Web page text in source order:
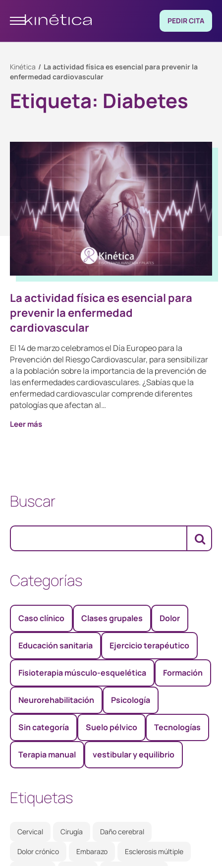
PEDIR CITA
Kinética
La actividad física es esencial para prevenir la
enfermedad cardiovascular
Etiqueta: Diabetes
La actividad física es esencial para
prevenir la enfermedad
cardiovascular
El 14 de marzo celebramos el Día Europeo para la
Prevención del Riesgo Cardiovascular, para sensibilizar
a la población sobre la importancia de la prevención de
las enfermedades cardiovasculares. ¿Sabías que la
enfermedad cardiovascular comprende diferentes
patologías que afectan al…
Leer más
Buscar
Categorías
Caso clínico Clases grupales Dolor
Educación sanitaria Ejercicio terapéutico
Fisioterapia músculo-esquelética Formación
Neurorehabilitación Psicología
Sin categoría Suelo pélvico Tecnologías
Terapia manual vestibular y equilibrio
Etiquetas
Cervical Cirugía Daño cerebral
Dolor crónico Embarazo Esclerosis múltiple